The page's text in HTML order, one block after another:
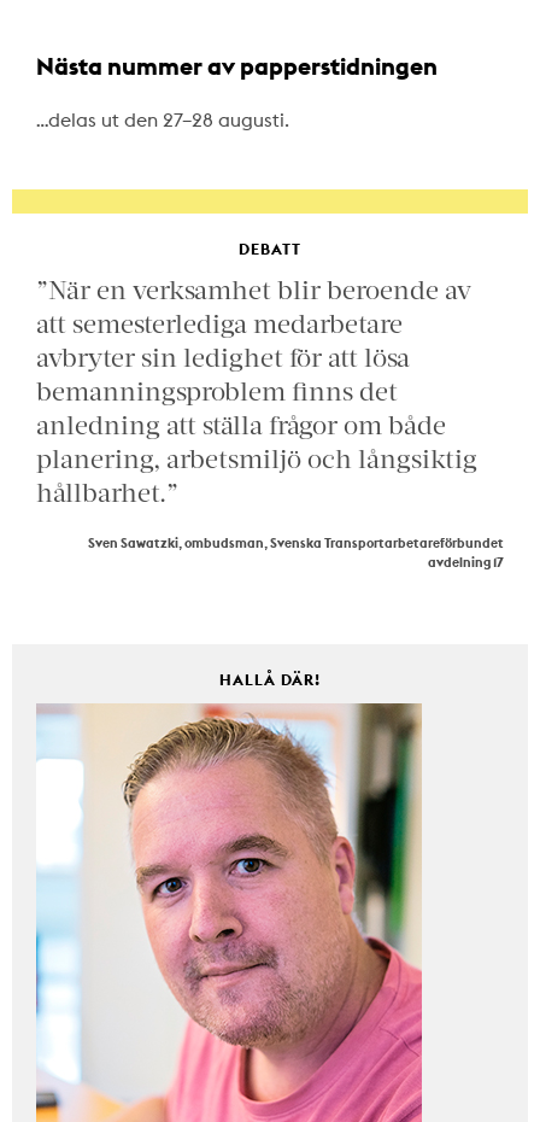
Nästa nummer av papperstidningen
…delas ut den 27–28 augusti.
DEBATT
”När en verksamhet blir beroende av
att semesterlediga medarbetare
avbryter sin ledighet för att lösa
bemanningsproblem finns det
anledning att ställa frågor om både
planering, arbetsmiljö och långsiktig
hållbarhet.”
Sven Sawatzki, ombudsman, Svenska Transportarbetareförbundet
avdelning 17
HALLÅ DÄR!